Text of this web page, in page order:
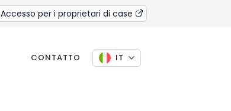
Accesso per i proprietari di case
CONTATTO IT